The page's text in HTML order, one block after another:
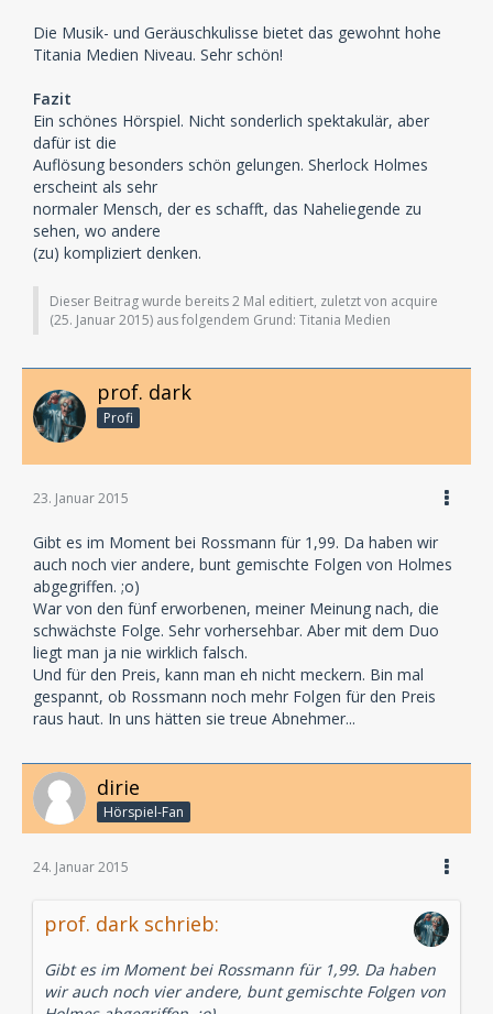
Die Musik- und Geräuschkulisse bietet das gewohnt hohe
Titania Medien Niveau. Sehr schön!
Fazit
Ein schönes Hörspiel. Nicht sonderlich spektakulär, aber
dafür ist die
Auflösung besonders schön gelungen. Sherlock Holmes
erscheint als sehr
normaler Mensch, der es schafft, das Naheliegende zu
sehen, wo andere
(zu) kompliziert denken.
Dieser Beitrag wurde bereits 2 Mal editiert, zuletzt von acquire
(25. Januar 2015) aus folgendem Grund: Titania Medien
prof. dark
Profi
23. Januar 2015
Gibt es im Moment bei Rossmann für 1,99. Da haben wir
auch noch vier andere, bunt gemischte Folgen von Holmes
abgegriffen. ;o)
War von den fünf erworbenen, meiner Meinung nach, die
schwächste Folge. Sehr vorhersehbar. Aber mit dem Duo
liegt man ja nie wirklich falsch.
Und für den Preis, kann man eh nicht meckern. Bin mal
gespannt, ob Rossmann noch mehr Folgen für den Preis
raus haut. In uns hätten sie treue Abnehmer...
dirie
Hörspiel-Fan
24. Januar 2015
prof. dark schrieb:
Gibt es im Moment bei Rossmann für 1,99. Da haben
wir auch noch vier andere, bunt gemischte Folgen von